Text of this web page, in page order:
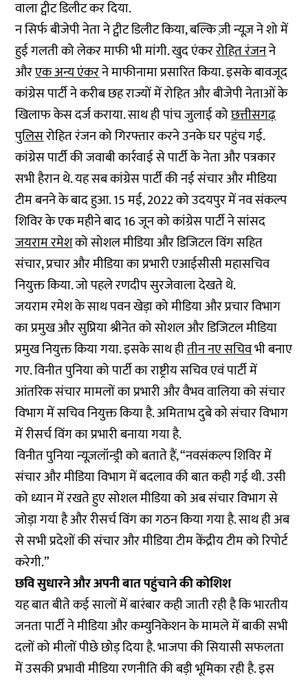
वाला ट्वीट डिलीट कर दिया.
न सिर्फ बीजेपी नेता ने ट्वीट डिलीट किया, बल्कि ज़ी न्यूज़ ने शो में
हुई गलती को लेकर माफी भी मांगी. खुद एंकररोहित रंजनने
औरएक अन्य एंकरने माफीनामा प्रसारित किया. इसके बावजूद
कांग्रेस पार्टी ने करीब छह राज्यों में रोहित और बीजेपी नेताओं के
खिलाफ केस दर्ज कराया. साथ ही पांच जुलाई कोछत्तीसगढ़
पुलिसरोहित रंजन को गिरफ्तार करने उनके घर पहुंच गई.
कांग्रेस पार्टी की जवाबी कार्रवाई से पार्टी के नेता और पत्रकार
सभी हैरान थे. यह सब कांग्रेस पार्टी की नई संचार और मीडिया
टीम बनने के बाद हुआ. 15 मई, 2022 को उदयपुर में नव संकल्प
शिविर के एक महीने बाद 16 जून को कांग्रेस पार्टी ने सांसद
जयराम रमेशको सोशल मीडिया और डिजिटल विंग सहित
संचार, प्रचार और मीडिया का प्रभारी एआईसीसी महासचिव
नियुक्त किया. जो पहले रणदीप सुरजेवाला देखते थे.
जयराम रमेश के साथ पवन खेड़ा को मीडिया और प्रचार विभाग
का प्रमुख और सुप्रिया श्रीनेत को सोशल और डिजिटल मीडिया
प्रमुख नियुक्त किया गया. इसके साथ हीतीन नए सचिवभी बनाए
गए. विनीत पुनिया को पार्टी का राष्ट्रीय सचिव एवं पार्टी में
आंतरिक संचार मामलों का प्रभारी और वैभव वालिया को संचार
विभाग में सचिव नियुक्त किया है. अमिताभ दुबे को संचार विभाग
में रीसर्च विंग का प्रभारी बनाया गया है.
विनीत पुनिया न्यूज़लॉन्ड्री को बताते हैं, “नवसंकल्प शिविर में
संचार और मीडिया विभाग में बदलाव की बात कही गई थी. उसी
को ध्यान में रखते हुए सोशल मीडिया को अब संचार विभाग से
जोड़ा गया है और रीसर्च विंग का गठन किया गया है. साथ ही अब
से सभी प्रदेशों की संचार और मीडिया टीम केंद्रीय टीम को रिपोर्ट
करेगी.”
छवि सुधारने और अपनी बात पहुंचाने की कोशिश
यह बात बीते कई सालों में बारंबार कही जाती रही है कि भारतीय
जनता पार्टी ने मीडिया और कम्युनिकेशन के मामले में बाकी सभी
दलों को मीलों पीछे छोड़ दिया है. भाजपा की सियासी सफलता
में उसकी प्रभावी मीडिया रणनीति की बड़ी भूमिका रही है. इस